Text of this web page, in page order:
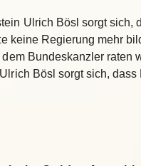
Ulrich Bösl sorgt sich,
keine Regierung mehr
dem Bundeskanzler raten
Bösl sorgt sich, dass